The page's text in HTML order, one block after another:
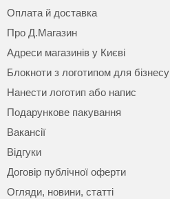
Оплата й доставка
Про Д.Магазин
Адреси магазинів у Києві
Блокноти з логотипом для бізнесу
Нанести логотип або напис
Подарункове пакування
Вакансії
Відгуки
Договір публічної оферти
Огляди, новини, статті